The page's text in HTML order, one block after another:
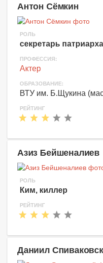
Антон Сёмкин
РОЛЬ
секретарь патриарха
ПРОФЕССИЯ:
Актер
ОБРАЗОВАНИЕ:
ВТУ им. Б.Щукина
РЕЙТИНГ
Азиз Бейшеналиев
РОЛЬ
Ким, киллер
РЕЙТИНГ
Даниил